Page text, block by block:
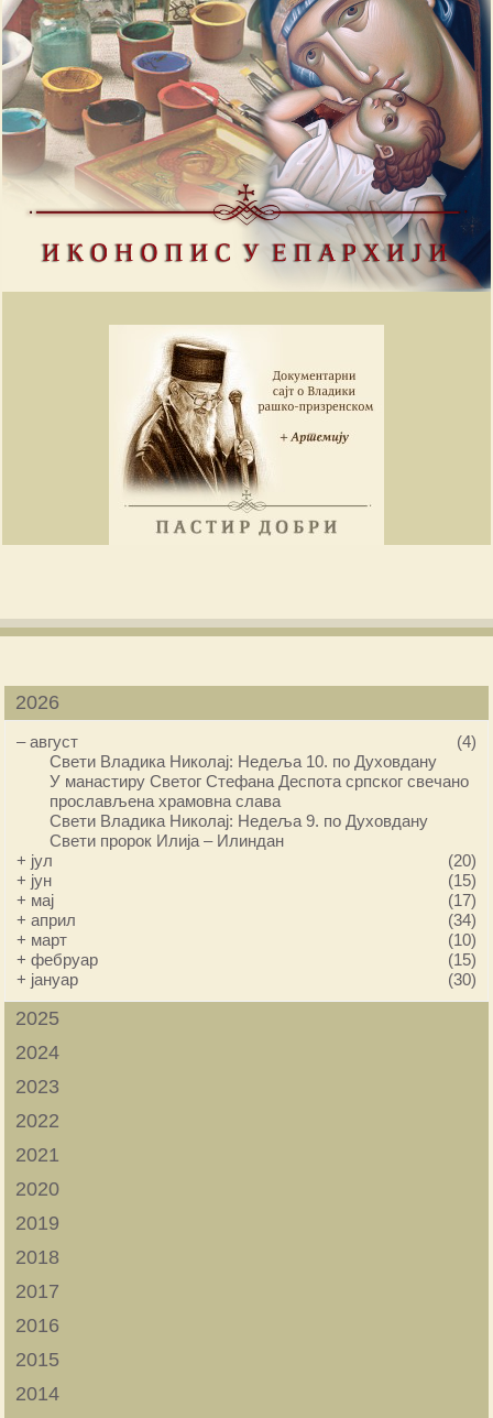
2026
–август
(4)
Свети Владика Николај: Недеља 10. по Духовдану
У манастиру Светог Стефана Деспота српског свечано
прослављена храмовна слава
Свети Владика Николај: Недеља 9. по Духовдану
Свети пророк Илија – Илиндан
+ јул
(20)
+ јун
(15)
+ мај
(17)
+април
(34)
+ март
(10)
+фебруар
(15)
+ јануар (30)
2025
2024
2023
2022
2021
2020
2019
2018
2017
2016
2015
2014